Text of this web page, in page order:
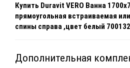
Купить Duravit VERO Ванна
прямоугольная встраиваемая
спины справа ,цвет белый
Дополнительная